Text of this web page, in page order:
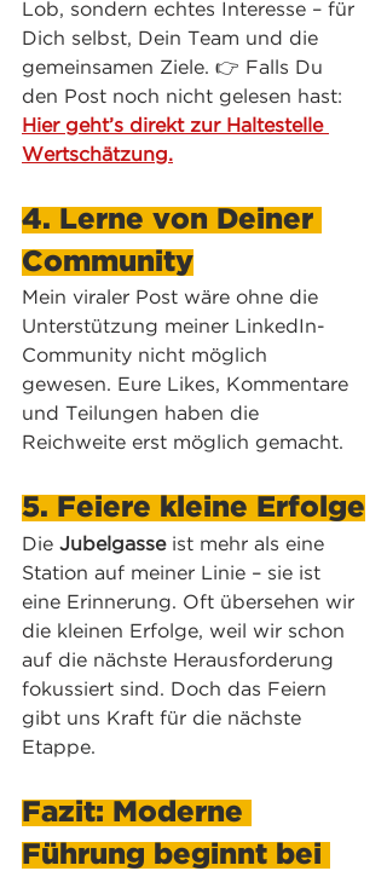
Lob, sondern echtes Interesse – für
Dich selbst, Dein Team und die
gemeinsamen Ziele. 👉 Falls Du
den Post noch nicht gelesen hast:
Hier geht’s direkt zur Haltestelle
Wertschätzung.
4. Lerne von Deiner
Community
Mein viraler Post wäre ohne die
Unterstützung meiner LinkedIn-
Community nicht möglich
gewesen. Eure Likes, Kommentare
und Teilungen haben die
Reichweite erst möglich gemacht.
5. Feiere kleine Erfolge
Die Jubelgasse ist mehr als eine
Station auf meiner Linie – sie ist
eine Erinnerung. Oft übersehen wir
die kleinen Erfolge, weil wir schon
auf die nächste Herausforderung
fokussiert sind. Doch das Feiern
gibt uns Kraft für die nächste
Etappe.
Fazit: Moderne
Führung beginnt bei